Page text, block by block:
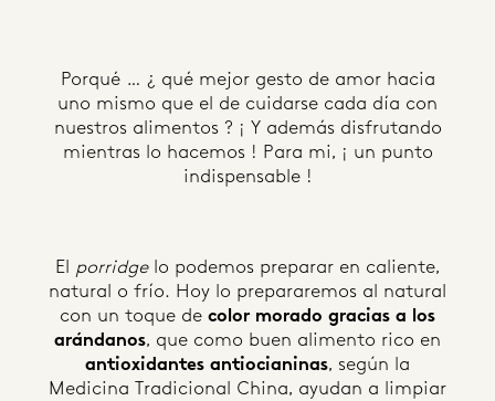
Porqué … ¿ qué mejor gesto de amor hacia
uno mismo que el de cuidarse cada día con
nuestros alimentos ? ¡ Y además disfrutando
mientras lo hacemos ! Para mi, ¡ un punto
indispensable !
El porridgelo podemos preparar en caliente,
natural o frío. Hoy lo prepararemos al natural
con un toque de color morado gracias a los
arándanos, que como buen alimento rico en
antioxidantes antiocianinas, según la
Medicina Tradicional China, ayudan a limpiar